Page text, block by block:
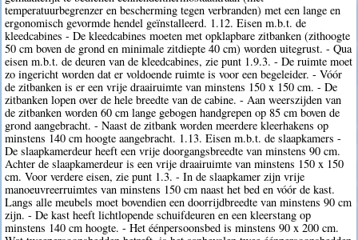
temperatuurbegrenzer en bescherming tegen verbranden) met een lange en
ergonomisch gevormde hendel geïnstalleerd. 1.12. Eisen m.b.t. de
kleedcabines - De kleedcabines moeten met opklapbare zitbanken (zithoogte
50 cm boven de grond en minimale zitdiepte 40 cm) worden uitegrust. - Qua
eisen m.b.t. de deuren van de kleedcabines, zie punt 1.9.3. - De ruimte moet
zo ingericht worden dat er voldoende ruimte is voor een begeleider. - Vóór
de zitbanken is er een vrije draairuimte van minstens 150 x 150 cm. - De
zitbanken lopen over de hele breedte van de cabine. - Aan weerszijden van
de zitbanken worden 60 cm lange gebogen handgrepen op 85 cm boven de
grond aangebracht. - Naast de zitbank worden meerdere kleerhakens op
minstens 140 cm hoogte aangebracht. 1.13. Eisen m.b.t. de slaapkamers -
De slaapkamerdeur heeft een vrije doorgangsbreedte van minstens 90 cm.
Achter de slaapkamerdeur is een vrije draairuimte van minstens 150 x 150
cm. Voor verdere eisen, zie punt 1.3. - In de slaapkamer zijn vrije
manoeuvreerruimtes van minstens 150 cm naast het bed en vóór de kast.
Langs alle meubels moet bovendien een doorrijdbreedte van minstens 90 cm
zijn. - De kast heeft lichtlopende schuifdeuren en een kleerstang op
minstens 140 cm hoogte. - Het éénpersoonsbed is minstens 90 x 200 cm.